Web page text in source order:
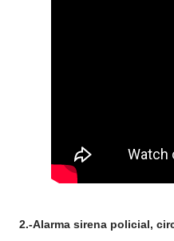
2.-Alarma sirena policial,